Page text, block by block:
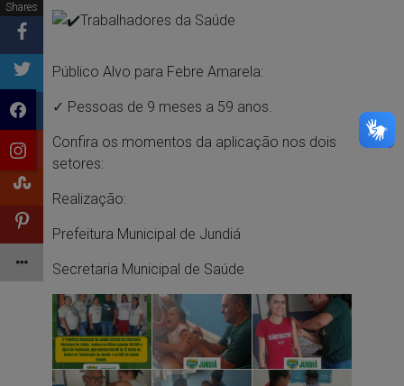
Trabalhadores da Saúde
Público Alvo para Febre Amarela:
✓ Pessoas de 9 meses a 59 anos.
Confira os momentos da aplicação nos dois
setores:
Realização:
Prefeitura Municipal de Jundiá
Secretaria Municipal de Saúde
Shares